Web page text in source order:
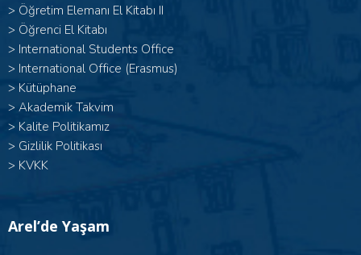
> Öğretim Elemanı El Kitabı II
> Öğrenci El Kitabı
> International Students Office
> International Office (Erasmus)
> Kütüphane
> Akademik Takvim
> Kalite Politikamız
> Gizlilik Politikası
> KVKK
Arel’de Yaşam